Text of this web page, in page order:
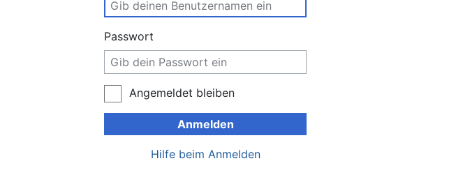
Passwort
Angemeldet bleiben
Anmelden
Hilfe beim Anmelden